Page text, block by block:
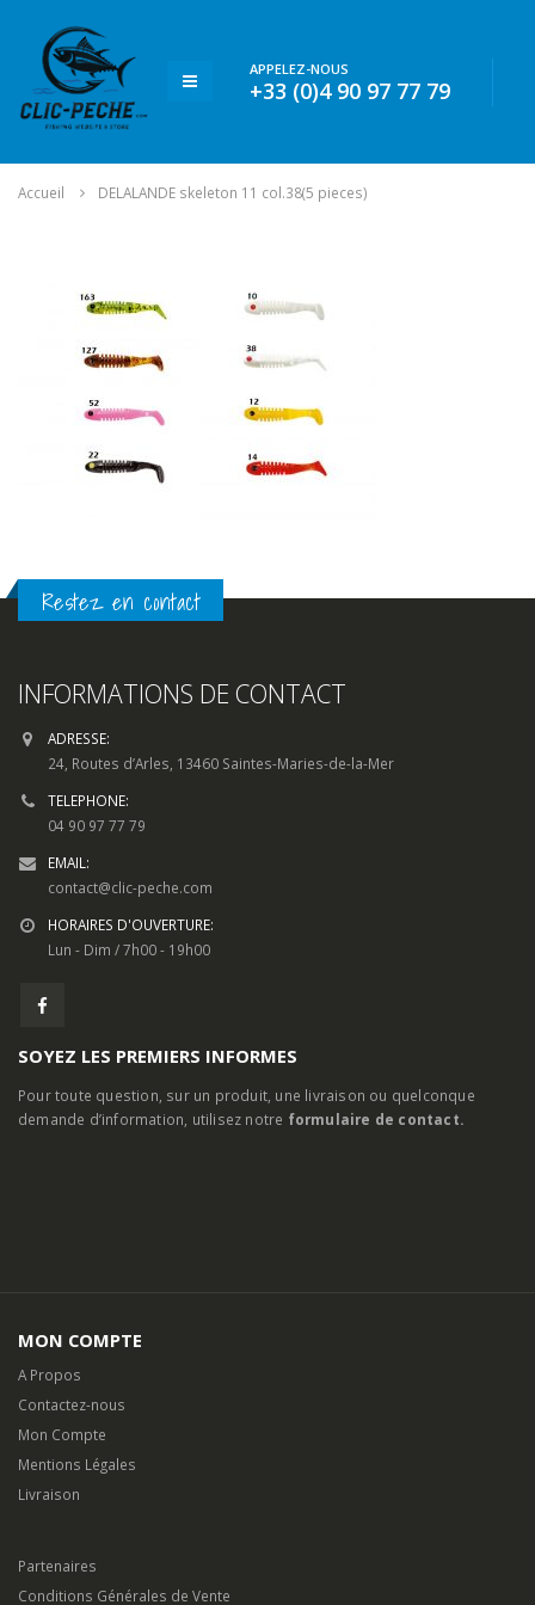
APPELEZ-NOUS
+33 (0)4 90 97 77 79
Accueil DELALANDE skeleton 11 col.38(5 pieces)
Restez en contact
INFORMATIONS DE CONTACT
ADRESSE:
24, Routes d’Arles, 13460 Saintes-Maries-de-la-Mer
TELEPHONE:
04 90 97 77 79
EMAIL:
contact@clic-peche.com
HORAIRES D'OUVERTURE:
Lun - Dim / 7h00 - 19h00
SOYEZ LES PREMIERS INFORMES
Pour toute question, sur un produit, une livraison ou quelconque
demande d’information, utilisez notre formulaire de contact.
MON COMPTE
A Propos
Contactez-nous
Mon Compte
Mentions Légales
Livraison
Partenaires
Conditions Générales de Vente